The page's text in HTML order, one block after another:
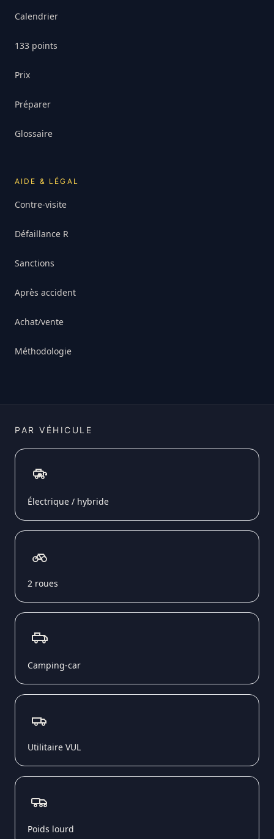
Calendrier
133 points
Prix
Préparer
Glossaire
AIDE & LÉGAL
Contre-visite
Défaillance R
Sanctions
Après accident
Achat/vente
Méthodologie
PAR VÉHICULE
Électrique / hybride
2 roues
Camping-car
Utilitaire VUL
Poids lourd